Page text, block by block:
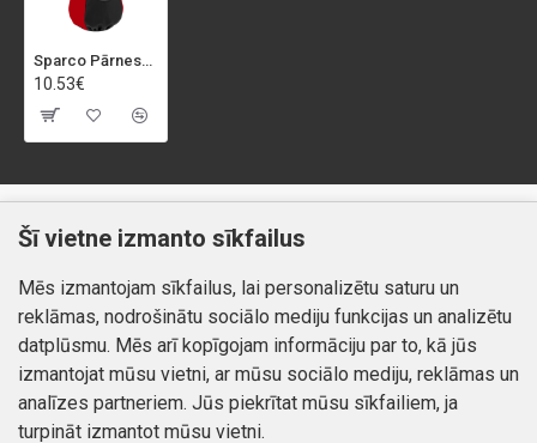
Sparco Pārnesumu sviras pārsegs Urban, sarkans
10.53€
Klientiem
Kontakti
Preču atgriešana
Mans profils
Mans profils
Pasūtījumi
Piegāde un apmaksa
Atteikuma tiesības
Privātuma politika
Kontakti
Šī vietne izmanto sīkfailus
Mēs izmantojam sīkfailus, lai personalizētu saturu un
reklāmas, nodrošinātu sociālo mediju funkcijas un analizētu
datplūsmu. Mēs arī kopīgojam informāciju par to, kā jūs
izmantojat mūsu vietni, ar mūsu sociālo mediju, reklāmas un
analīzes partneriem. Jūs piekrītat mūsu sīkfailiem, ja
turpināt izmantot mūsu vietni.